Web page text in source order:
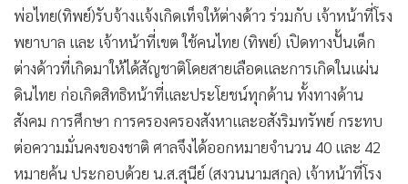
พ่อไทย(ทิพย์)รับจ้างแจ้งเกิดเท็จให้ต่างด้าว ร่วมกับ เจ้าหน้าที่โรง
พยาบาล และ เจ้าหน้าที่เขต ใช้คนไทย (ทิพย์) เปิดทางปั้นเด็ก
ต่างด้าวที่เกิดมาให้ได้สัญชาติโดยสายเลือดและการเกิดในแผ่น
ดินไทย ก่อเกิดสิทธิหน้าที่และประโยชน์ทุกด้าน ทั้งทางด้าน
สังคม การศึกษา การครองครองสังหาและอสังริมทรัพย์ กระทบ
ต่อความมั่นคงของชาติ ศาลจึงได้ออกหมายจำนวน 40 และ 42
หมายค้น ประกอบด้วย น.ส.สุนีย์ (สงวนนามสกุล) เจ้าหน้าที่โรง